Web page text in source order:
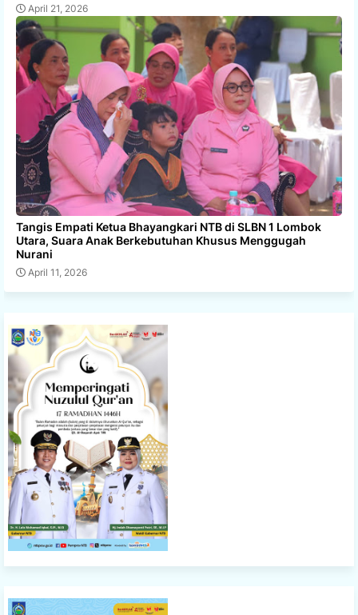
April 21, 2026
Tangis Empati Ketua Bhayangkari NTB di SLBN 1 Lombok
Utara, Suara Anak Berkebutuhan Khusus Menggugah
Nurani
April 11, 2026